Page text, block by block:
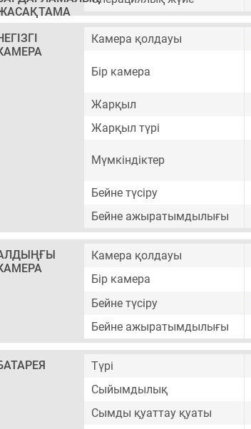
Камера қолдауы
Бір камера
Жарқыл
Жарқыл түрі
Мүмкіндіктер
Бейне түсіру
Бейне ажыратымдылығы
Камера қолдауы
Бір камера
Бейне түсіру
Бейне ажыратымдылығы
Түрі
Сыйымдылық
Сымды қуаттау қуаты